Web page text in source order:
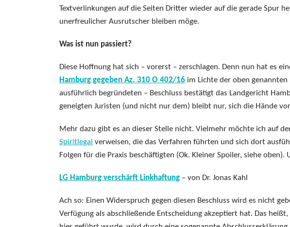
Textverlinkungen auf die Seiten Dritter wieder auf die gerade Spur
unerfreulicher Ausrutscher bleiben möge.
Was ist nun passiert?
Diese Hoffnung hat sich – vorerst – zerschlagen. Denn nun hat es
Hamburg gegeben Az. 310 O 402/16 im Lichte der oben
ausführlich begründeten – Beschluss bestätigt das Landgericht
geneigten Juristen (und nicht nur dem) bleibt nur, sich die Hände
Mehr dazu gibt es an dieser Stelle nicht. Vielmehr möchte ich auf
Spiritlegal verweisen, die das Verfahren führten und sich dort
Folgen für die Praxis beschäftigten (Ok. Kleiner Spoiler, siehe oben).
LG Hamburg verschärft Linkhaftung – von Dr. Jonas Kahl
Ach so: Einen Widerspruch gegen diesen Beschluss wird es nicht
Verfügung als abschließende Entscheidung akzeptiert hat. Das